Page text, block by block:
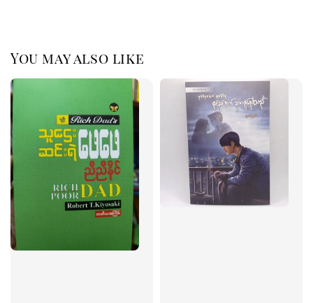
You may also like